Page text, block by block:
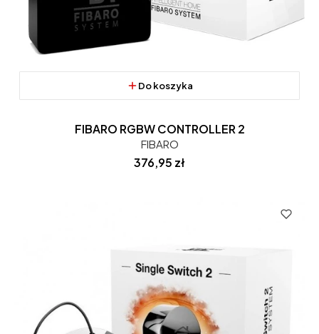
Do koszyka
FIBARO RGBW CONTROLLER 2
FIBARO
Cena
376,95 zł